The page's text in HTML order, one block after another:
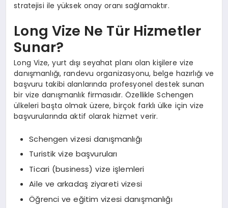
stratejisi ile yüksek onay oranı sağlamaktır.
Long Vize Ne Tür Hizmetler
Sunar?
Long Vize, yurt dışı seyahat planı olan kişilere vize
danışmanlığı, randevu organizasyonu, belge hazırlığı ve
başvuru takibi alanlarında profesyonel destek sunan
bir vize danışmanlık firmasıdır. Özellikle Schengen
ülkeleri başta olmak üzere, birçok farklı ülke için vize
başvurularında aktif olarak hizmet verir.
Schengen vizesi danışmanlığı
Turistik vize başvuruları
Ticari (business) vize işlemleri
Aile ve arkadaş ziyareti vizesi
Öğrenci ve eğitim vizesi danışmanlığı